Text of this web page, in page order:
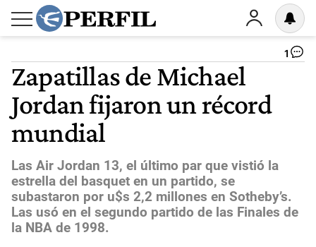
1
Zapatillas de Michael
Jordan fijaron un récord
mundial
Las Air Jordan 13, el último par que vistió la
estrella del basquet en un partido, se
subastaron por u$s 2,2 millones en Sotheby’s.
Las usó en el segundo partido de las Finales de
la NBA de 1998.